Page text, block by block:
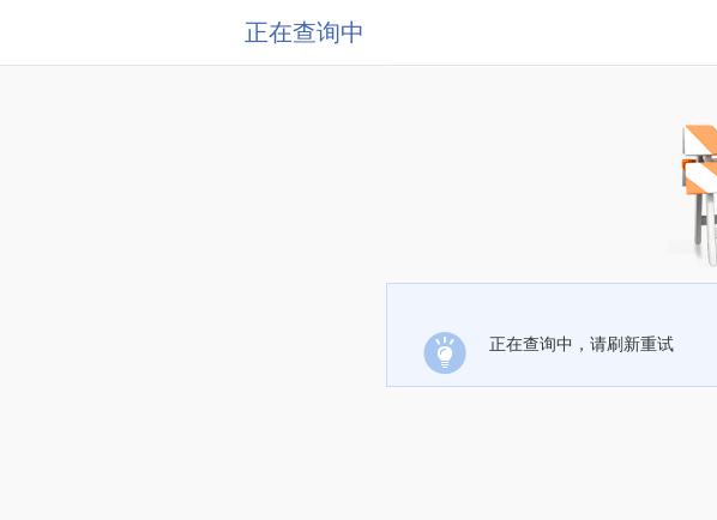
正在查询中
正在查询中，请刷新重试